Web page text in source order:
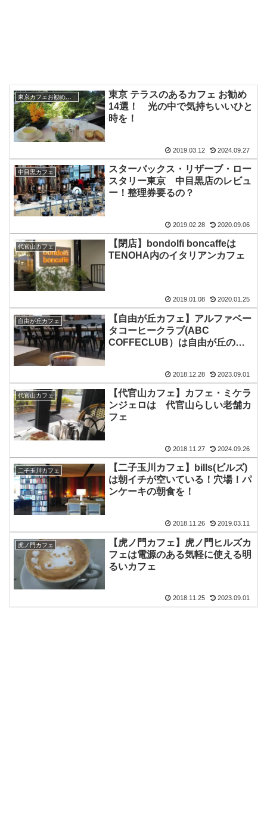
東京カフェお勧めまとめ
東京 テラスのあるカフェ お勧め
14選！ 光の中で気持ちいいひと
時を！
2019.03.12 2024.09.27
中目黒カフェ
スターバックス・リザーブ・ロー
スタリー東京 中目黒店のレビュ
ー！整理券要るの？
2019.02.28 2020.09.06
代官山カフェ
【閉店】bondolfi boncaffeは
TENOHA内のイタリアンカフェ
2019.01.08 2020.01.25
自由が丘カフェ
【自由が丘カフェ】アルファベー
タコーヒークラブ(ABC
COFFECLUB）は自由が丘のビ
2018.12.28 2023.09.01
代官山カフェ
【代官山カフェ】カフェ・ミケラ
ンジェロは 代官山らしい老舗カ
フェ
2018.11.27 2024.09.26
二子玉川カフェ
【二子玉川カフェ】bills(ビルズ)
は朝イチが空いている！穴場！パ
ンケーキの朝食を！
2018.11.26 2019.03.11
虎ノ門カフェ
【虎ノ門カフェ】虎ノ門ヒルズカ
フェは電源のある気軽に使える明
るいカフェ
2018.11.25 2023.09.01